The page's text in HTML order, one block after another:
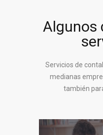
Algunos
Servicios de
medianas
también